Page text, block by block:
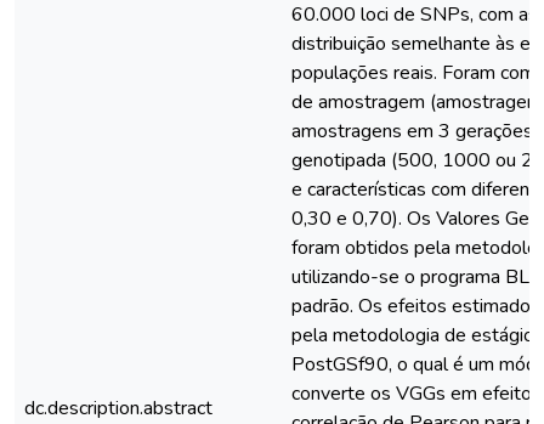
dc.description.abstract
60.000 loci de SNPs, com as
distribuição semelhante às
populações reais. Foram
de amostragem
amostragens em 3
genotipada (500, 1000 ou
e características com
0,30 e 0,70). Os Valores
foram obtidos pela
utilizando-se o programa
padrão. Os efeitos
pela metodologia de estágio
PostGSf90, o qual é um
converte os VGGs em